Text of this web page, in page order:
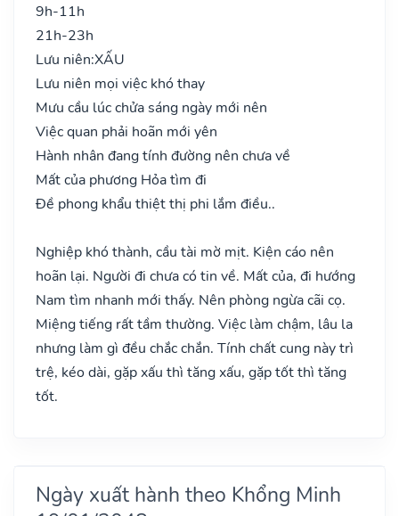
9h-11h
21h-23h
Lưu niên:XẤU
Lưu niên mọi việc khó thay
Mưu cầu lúc chửa sáng ngày mới nên
Việc quan phải hoãn mới yên
Hành nhân đang tính đường nên chưa về
Mất của phương Hỏa tìm đi
Đề phong khẩu thiệt thị phi lắm điều..
Nghiệp khó thành, cầu tài mờ mịt. Kiện cáo nên
hoãn lại. Người đi chưa có tin về. Mất của, đi hướng
Nam tìm nhanh mới thấy. Nên phòng ngừa cãi cọ.
Miệng tiếng rất tầm thường. Việc làm chậm, lâu la
nhưng làm gì đều chắc chắn. Tính chất cung này trì
trệ, kéo dài, gặp xấu thì tăng xấu, gặp tốt thì tăng
tốt.
Ngày xuất hành theo Khổng Minh